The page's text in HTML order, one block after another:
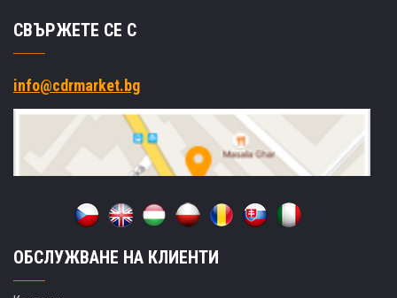
СВЪРЖЕТЕ СЕ С
info@cdrmarket.bg
ОБСЛУЖВАНЕ НА КЛИЕНТИ